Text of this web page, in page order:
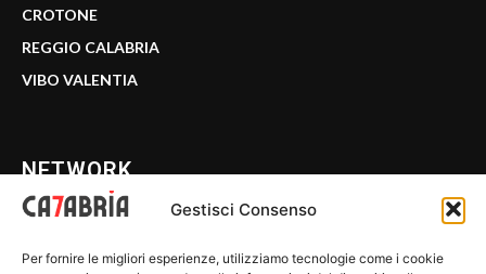
Gestisci Consenso
Per fornire le migliori esperienze, utilizziamo tecnologie come i cookie
CROTONE
REGGIO CALABRIA
VIBO VALENTIA
NETWORK